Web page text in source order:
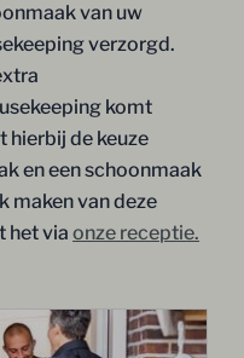
van uw
verzorgd.
komt
hierbij de keuze
en een schoonmaak
maken van deze
het viaonze receptie.